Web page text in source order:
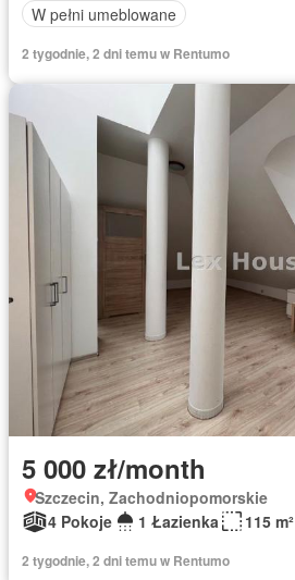
W pełni umeblowane
2 tygodnie, 2 dni temu w Rentumo
5 000 zł/month
Szczecin, Zachodniopomorskie
4 Pokoje
1 Łazienka 115 m²
2 tygodnie, 2 dni temu w Rentumo